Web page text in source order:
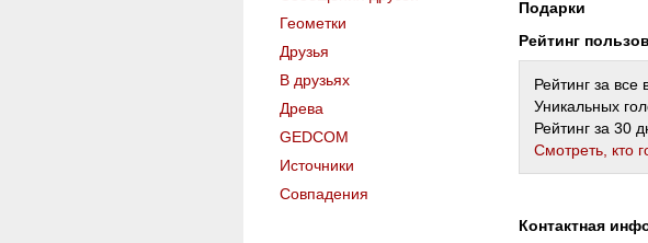
Геометки
Друзья
В друзьях
Древа
GEDCOM
Источники
Совпадения
Подарки
Рейтинг
Рейтинг за все
Уникальных
Рейтинг за 30
Cмотреть, кто
Контактная